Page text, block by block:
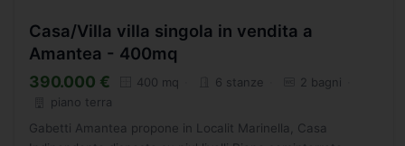
Casa/Villa villa singola in vendita a
Amantea - 400mq
390.000 € 400 mq 6 stanze
2 bagni
piano terra
Gabetti Amantea propone in Localit Marinella, Casa